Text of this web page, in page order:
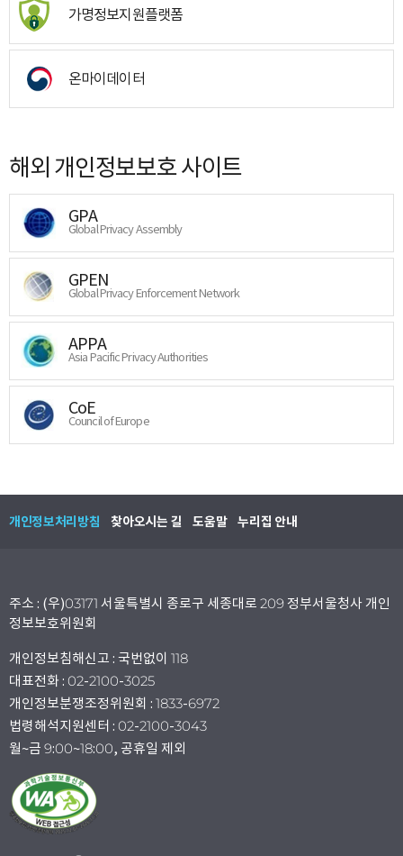
가명정보지원플랫폼
온마이데이터
해외 개인정보보호 사이트
GPA
Global Privacy Assembly
GPEN
Global Privacy Enforcement Network
APPA
Asia Pacific Privacy Authorities
CoE
Council of Europe
개인정보처리방침 찾아오시는 길 도움말 누리집 안내
주소 : (우)03171 서울특별시 종로구 세종대로 209 정부서울청사 개인
정보보호위원회
개인정보침해신고 : 국번없이 118
대표전화 : 02-2100-3025
개인정보분쟁조정위원회 : 1833-6972
법령해석지원센터 : 02-2100-3043
월~금 9:00~18:00, 공휴일 제외